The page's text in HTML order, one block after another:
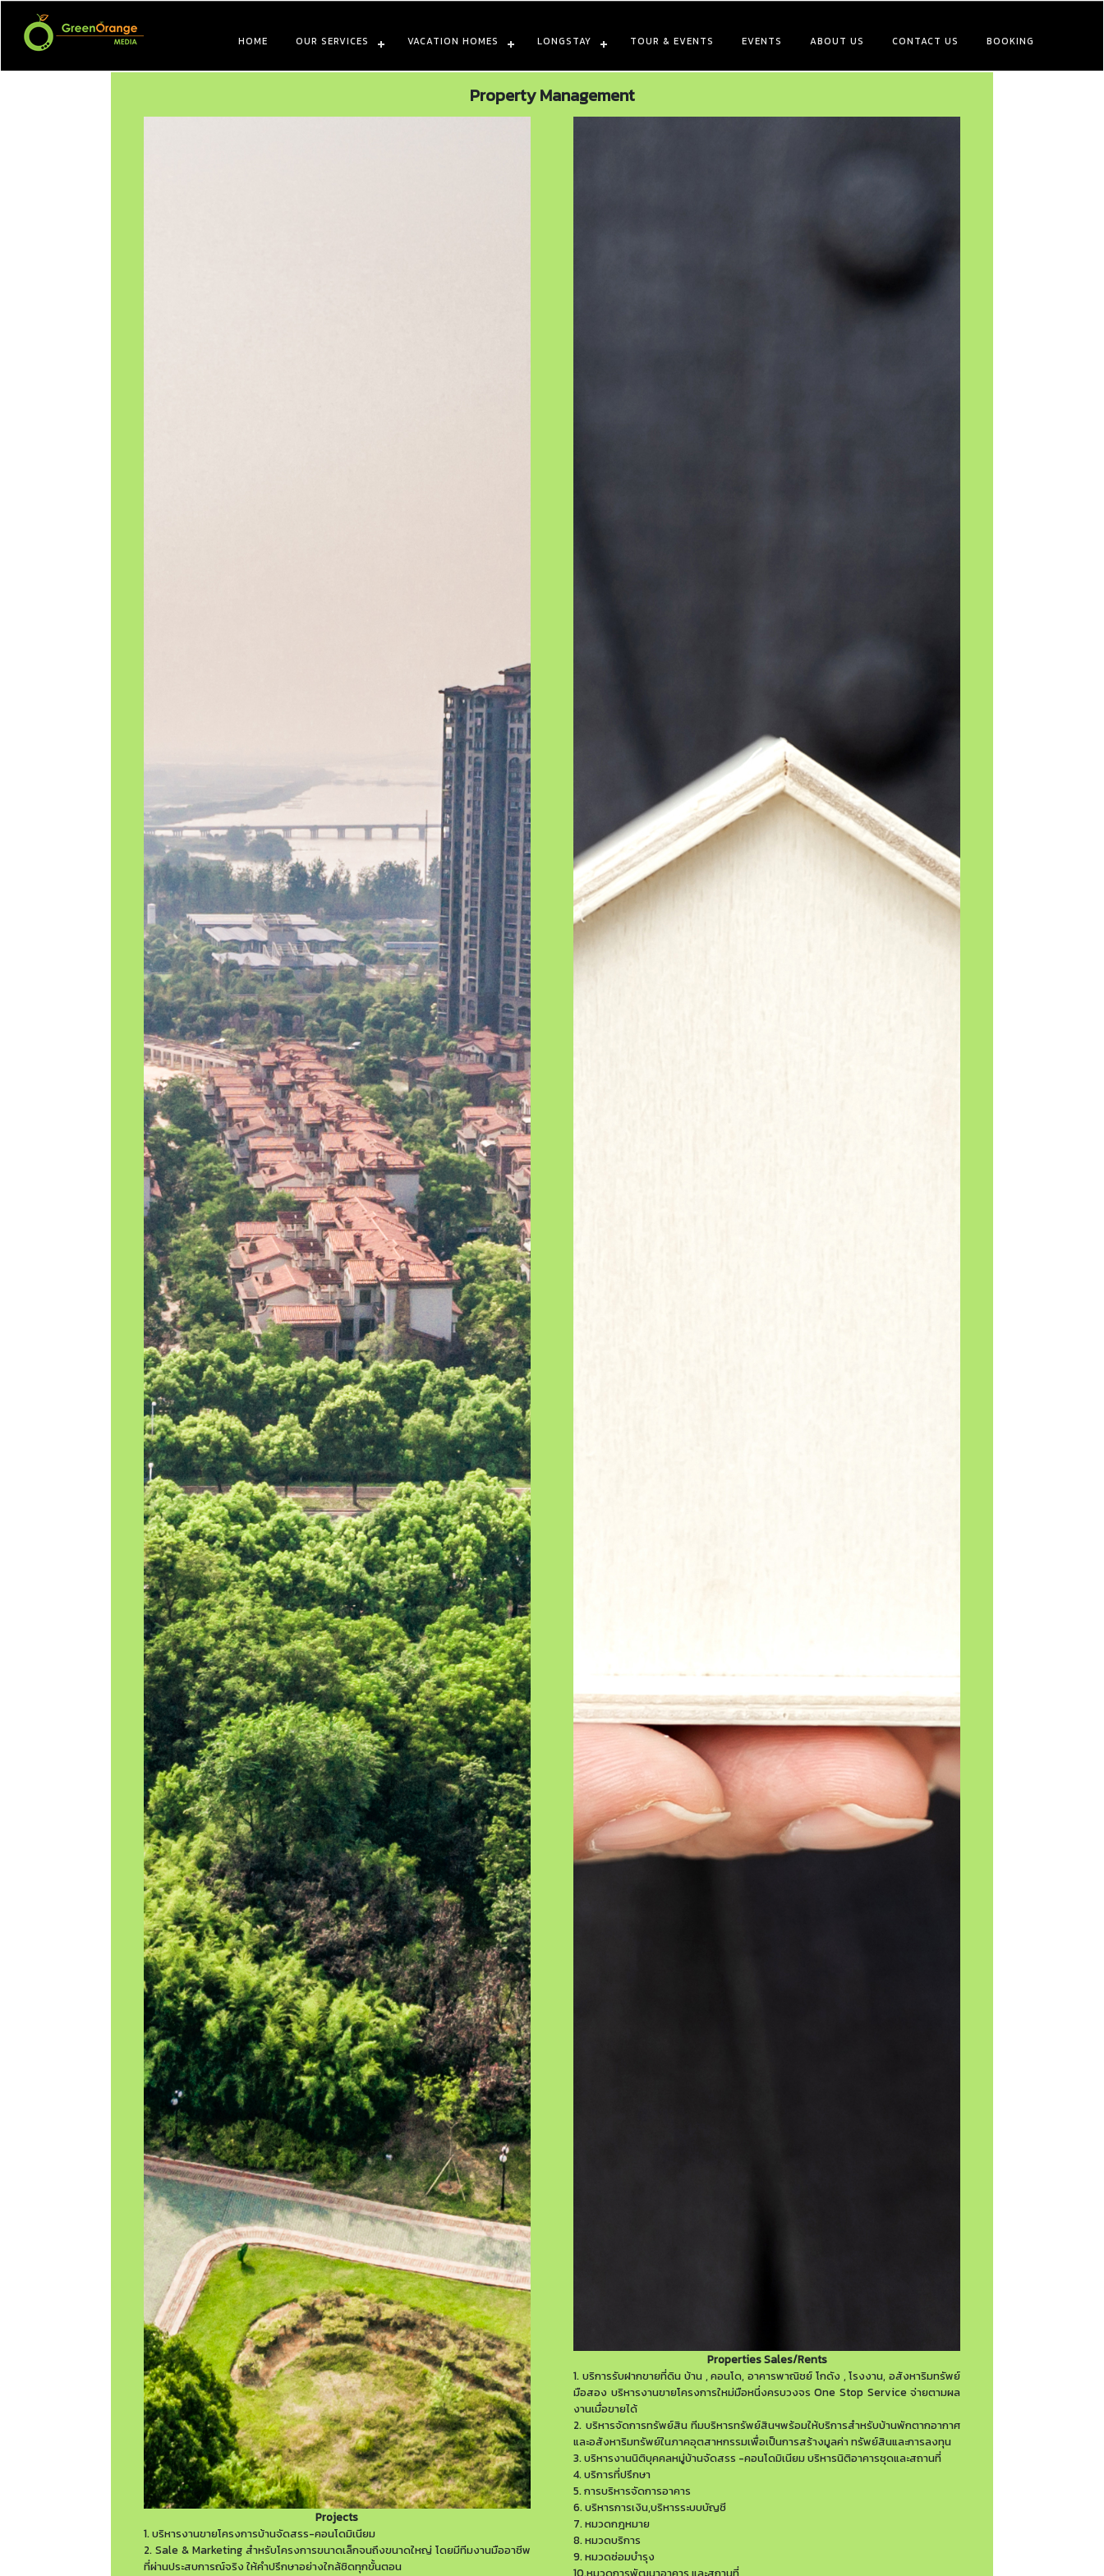
HOME OUR SERVICES VACATION HOMES LONGSTAY TOUR & EVENTS EVENTS ABOUT US CONTACT US BOOKING
Property Management
Projects
1.บริหารงานขายโครงการบ้านจัดสรร-คอนโดมิเนียม
2. Sale & Marketing สำหรับโครงการขนาดเล็กจนถึงขนาดใหญ่ โดยมีทีมงานมืออาชีพ
ที่ผ่านประสบการณ์จริง ให้คำปรึกษาอย่างใกล้ชิดทุกขั้นตอน
Properties Sales/Rents
1. บริการรับฝากขายที่ดิน บ้าน , คอนโด, อาคารพาณิชย์ โกดัง , โรงงาน, อสังหาริมทรัพย์
มือสอง บริหารงานขายโครงการใหม่มือหนึ่งครบวงจร One Stop Service จ่ายตามผล
งานเมื่อขายได้
2. บริหารจัดการทรัพย์สิน ทีมบริหารทรัพย์สินฯพร้อมให้บริการสำหรับบ้านพักตากอากาศ
และอสังหาริมทรัพย์ในภาคอุตสาหกรรมเพื่อเป็นการสร้างมูลค่า ทรัพย์สินและการลงทุน
3.บริหารงานนิติบุคคลหมู่บ้านจัดสรร -คอนโดมิเนียม บริหารนิติอาคารชุดและสถานที่
4.บริการที่ปรึกษา
5.การบริหารจัดการอาคาร
6.บริหารการเงิน,บริหารระบบบัญชี
7.หมวดกฎหมาย
8.หมวดบริการ
9.หมวดซ่อมบำรุง
10.หมวดการพัฒนาอาคาร และสถานที่